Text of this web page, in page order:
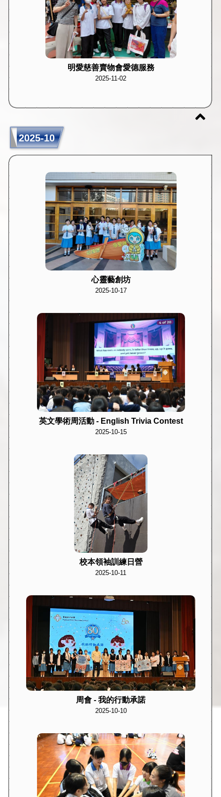
明愛慈善賣物會愛德服務
2025-11-02
2025-10
心靈藝創坊
2025-10-17
英文學術周活動 - English Trivia Contest
2025-10-15
校本領袖訓練日營
2025-10-11
周會 - 我的行動承諾
2025-10-10